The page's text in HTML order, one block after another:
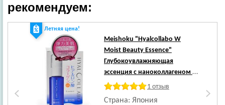
рекомендуем:
Летняя цена!
Meishoku "Hyalcollabo W
Moist Beauty Essence"
Глубокоувлажняющая
эссенция с наноколлагеном и
наногиалуроновой кислотой,
1 отзыв
Страна: Япония